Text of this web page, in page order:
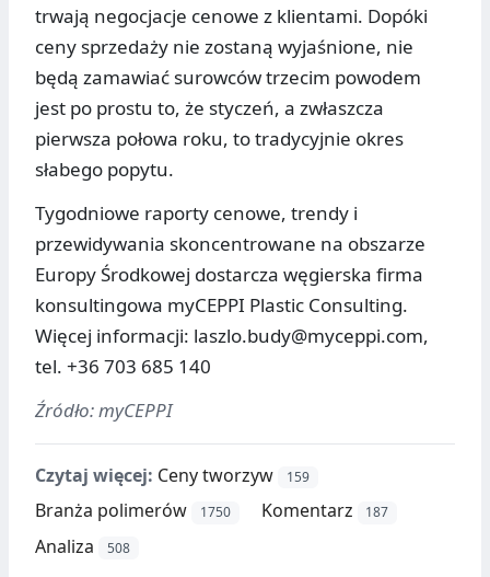
trwają negocjacje cenowe z klientami. Dopóki
ceny sprzedaży nie zostaną wyjaśnione, nie
będą zamawiać surowców trzecim powodem
jest po prostu to, że styczeń, a zwłaszcza
pierwsza połowa roku, to tradycyjnie okres
słabego popytu.
Tygodniowe raporty cenowe, trendy i
przewidywania skoncentrowane na obszarze
Europy Środkowej dostarcza węgierska firma
konsultingowa myCEPPI Plastic Consulting.
Więcej informacji: laszlo.budy@myceppi.com,
tel. +36 703 685 140
Źródło: myCEPPI
Czytaj więcej: Ceny tworzyw 159
Branża polimerów 1750 Komentarz 187
Analiza 508